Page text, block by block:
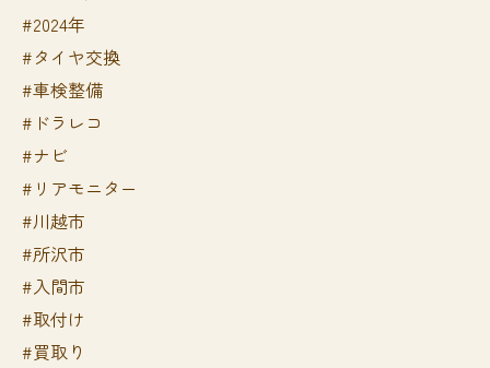
#2024年
#タイヤ交換
#車検整備
#ドラレコ
#ナビ
#リアモニター
#川越市
#所沢市
#入間市
#取付け
#買取り